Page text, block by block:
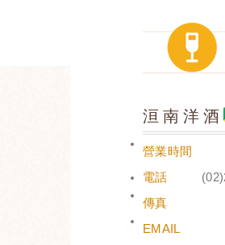
洹南洋酒
營業時間
電話
傳真
EMAIL